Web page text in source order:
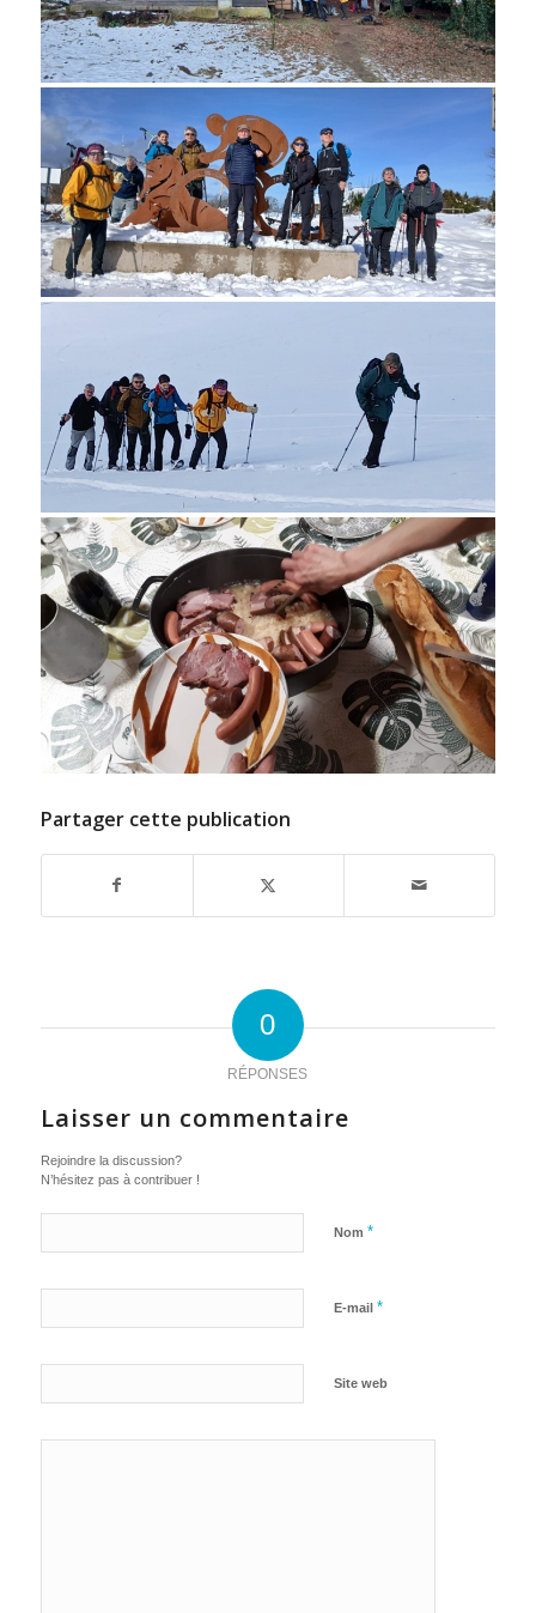
Partager cette publication
0
RÉPONSES
Laisser un commentaire
Rejoindre la discussion?
N’hésitez pas à contribuer !
Nom *
E-mail *
Site web